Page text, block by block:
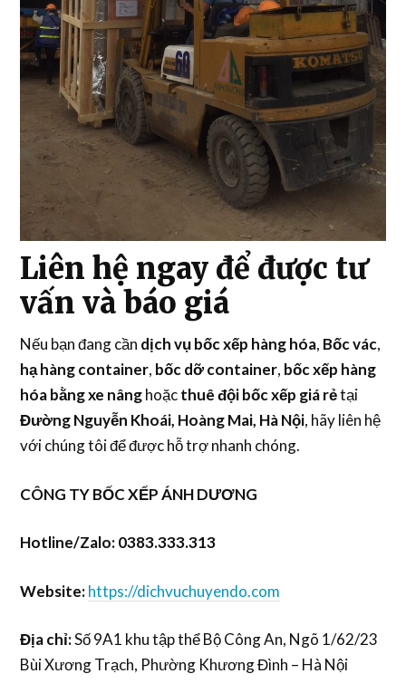
Liên hệ ngay để được tư
vấn và báo giá
Nếu bạn đang cần dịch vụ bốc xếp hàng hóa, Bốc vác,
hạ hàng container, bốc dỡ container, bốc xếp hàng
hóa bằng xe nânghoặcthuê đội bốc xếp giá rẻtại
Đường Nguyễn Khoái, Hoàng Mai, Hà Nội, hãy liên hệ
với chúng tôi để được hỗ trợ nhanh chóng.
CÔNG TY BỐC XẾP ÁNH DƯƠNG
Hotline/Zalo:0383.333.313
Website:https://dichvuchuyendo.com
Địa chỉ:Số 9A1 khu tập thể Bộ Công An, Ngõ 1/62/23
Bùi Xương Trạch, Phường Khương Đình – Hà Nội